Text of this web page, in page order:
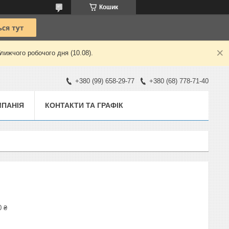
Кошик
робочого дня (10.08).
+380 (99) 658-29-77 +380 (68) 778-71-40
КОНТАКТИ ТА ГРАФІК
₴